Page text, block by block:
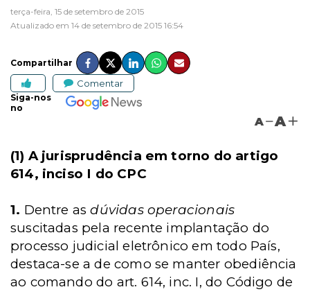
terça-feira, 15 de setembro de 2015
Atualizado em 14 de setembro de 2015 16:54
Compartilhar
Comentar
Siga-nos
no
A A
(1) A jurisprudência em torno do artigo
614, inciso I do CPC
1. Dentre asdúvidas operacionais
suscitadas pela recente implantação do
processo judicial eletrônico em todo País,
destaca-se a de como se manter obediência
ao comando do art. 614, inc. I, do Código de